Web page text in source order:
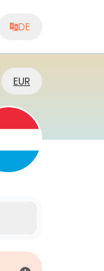
DE
EUR